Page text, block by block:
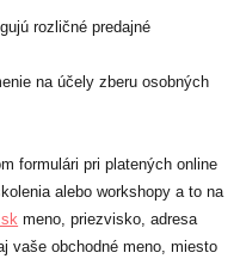
rozličné predajné
na účely zberu osobných
formulári pri platených online
alebo workshopy a to na
meno, priezvisko, adresa
vaše obchodné meno, miesto